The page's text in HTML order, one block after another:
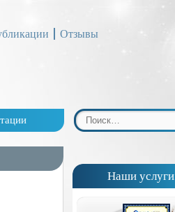
Отзывы
Наши услуги